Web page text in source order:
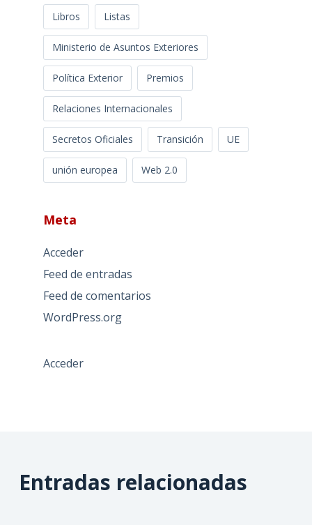
Libros Listas
Ministerio de Asuntos Exteriores
Política Exterior Premios
Relaciones Internacionales
Secretos Oficiales Transición UE
unión europea Web 2.0
Meta
Acceder
Feed de entradas
Feed de comentarios
WordPress.org
Acceder
Entradas relacionadas